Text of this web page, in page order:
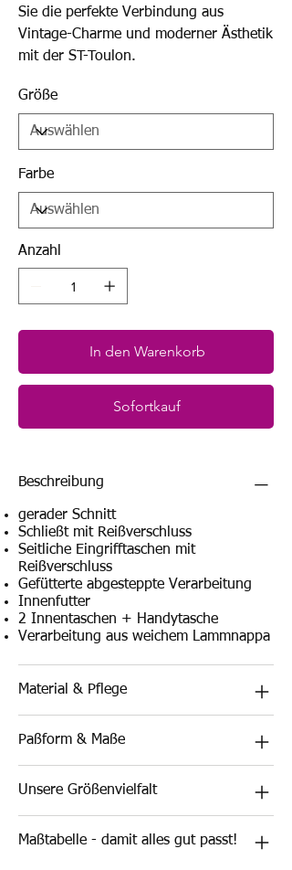
Sie die perfekte Verbindung aus
Vintage-Charme und moderner Ästhetik
mit der ST-Toulon.
Größe
Farbe
Anzahl
In den Warenkorb
Sofortkauf
Beschreibung
gerader Schnitt
Schließt mit Reißverschluss
Seitliche Eingrifftaschen mit
Reißverschluss
Gefütterte abgesteppte Verarbeitung
Innenfutter
2 Innentaschen + Handytasche
Verarbeitung aus weichem Lammnappa
Material & Pflege
Paßform & Maße
Unsere Größenvielfalt
Maßtabelle - damit alles gut passt!